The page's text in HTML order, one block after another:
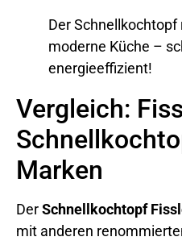
Der
moderne Küche –
energieeffizient!
Vergleich:
Marken
DerSchnellkochtopf
mit anderen